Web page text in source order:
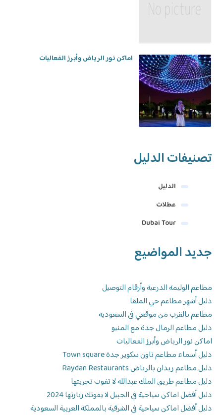
اماكن نور الرياض وأبرز الفعاليات
تصنيفات الدليل
الدليل
عطلات
Dubai Tour
جديد المواضيع
مطاعم الوليمة الدرعية وأرقام التوصيل
دليل أشهر مطاعم حي الملقا
مطاعم بالقرب من موقعي في السعودية
دليل مطاعم الرمال جدة مع المنيو
اماكن نور الرياض وأبرز الفعاليات
دليل أسماء مطاعم تاون سكوير جدة Town square
دليل مطاعم ريدان بالرياض Raydan Restaurants
دليل مطاعم طريق الملك عبدالله لا تفوت تجربتها
دليل أفضل اماكن سياحية في الجبيل لا يفوتك زيارتها 2024
دليل أفضل اماكن سياحية في الشرقية بالمملكة العربية السعودية